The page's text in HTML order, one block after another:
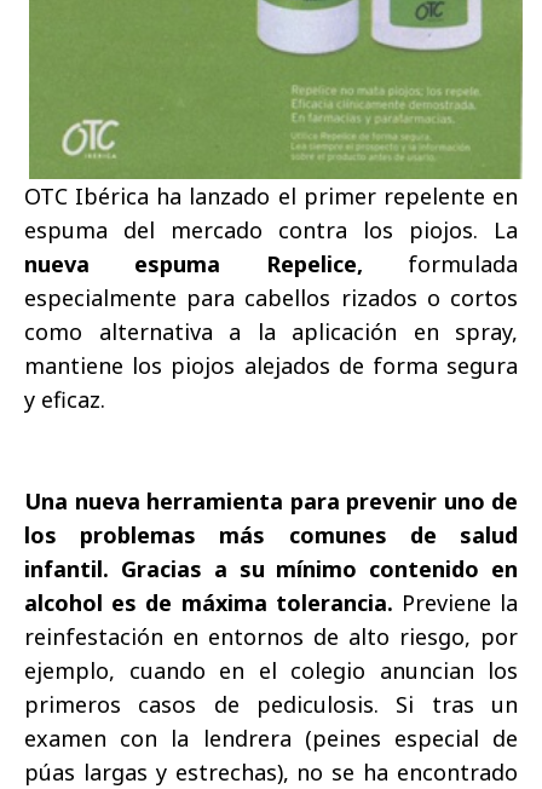
OTC Ibérica ha lanzado el primer repelente en
espuma del mercado contra los piojos.
La
nueva espuma Repelice, formulada
especialmente para cabellos rizados o cortos
como alternativa a la aplicación en spray,
mantiene los piojos alejados de forma segura
y eficaz.
Una nueva herramienta para prevenir uno de
los problemas más comunes de salud
infantil. Gracias a su mínimo contenido en
alcohol es de máxima tolerancia. Previene la
reinfestación en entornos de alto riesgo, por
ejemplo, cuando en el colegio anuncian los
primeros casos de pediculosis. Si tras un
examen con la lendrera (peines especial de
púas largas y estrechas), no se ha encontrado